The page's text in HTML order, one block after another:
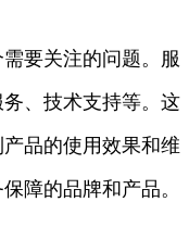
要关注的问题。服
、技术支持等。这
品的使用效果和维
障的品牌和产品。